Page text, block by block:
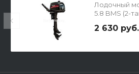
Лодочный
5.8 BMS (2-
2 630 руб.